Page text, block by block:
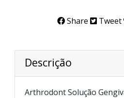
Share Tweet
Descrição
Arthrodont Solução